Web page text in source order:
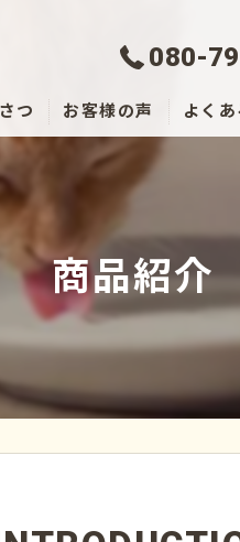
080-
つ お客様の声 よくあ
商品紹介